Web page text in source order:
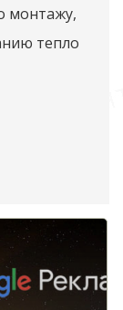
монтажу,
тепло